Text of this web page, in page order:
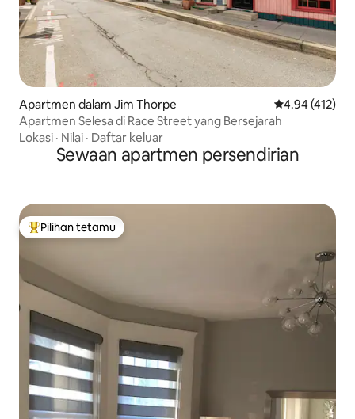
Apartmen dalam Jim Thorpe Penarafan
4.94 (412)
Apartmen Selesa di Race Street yang Bersejarah
Lokasi · Nilai · Daftar keluar
Sewaan apartmen persendirian
Pilihan utama tetamu
Pilihan tetamu